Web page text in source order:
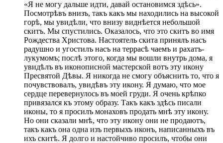
«Я не могу дальше идти, давай остановимся здѣсь».
Посмотрѣвъ внизъ, такъ какъ мы находились на высокой
горѣ, мы увидѣли, что внизу виднѣется небольшой
скитъ. Мы спустились. Оказалось, что это скитъ во имя
Рождества Христова. Настоятель скита принялъ насъ
радушно и угостилъ насъ на террасѣ чаемъ и рахатъ-
лукумомъ; послѣ этого, когда мы вошли внутрь дома, я
увидѣлъ въ иконописной мастерской вотъ эту икону
Пресвятой Дѣвы. Я никогда не смогу объяснить то, что я
почувствовалъ, увидѣвъ эту икону. Я думаю, что мое
сердце перевернулось въ моей груди. Я очень крѣпко
привязался къ этому образу. Такъ какъ здѣсь писали
иконы, то я просилъ монаховъ продать мнѣ эту икону.
Но они сказали мнѣ, что эту икону они не продаютъ,
такъ какъ она одна изъ первыхъ иконъ, написанныхъ въ
ихъ скитѣ. Я долго и настойчиво просилъ, чтобы они